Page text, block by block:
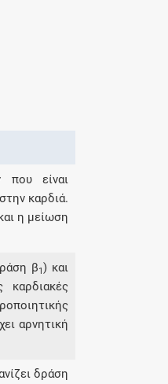
που είναι
καρδιά.
η μείωση
β1) και
καρδιακές
αρνητική
δράση